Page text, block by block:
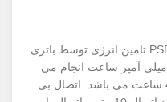
بلوتوثی پرووان مدل PSB4118 تامین انرژی توسط باتری
داخلی قابل شارژ با ظرفیت 1800 میلی آمپر ساعت انجام می
شود. زمان لازم جهت شارژ حدود 4 ساعت می باشد. اتصال بی